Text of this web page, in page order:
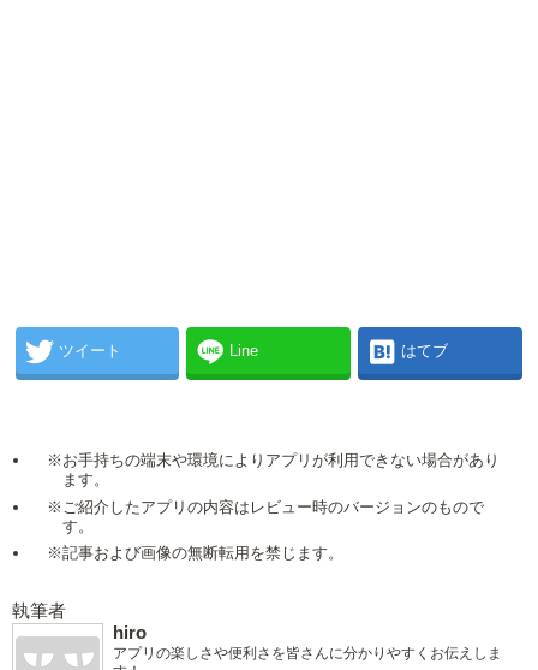
ツイート Line はてブ
※お手持ちの端末や環境によりアプリが利用できない場合があり
ます。
※ご紹介したアプリの内容はレビュー時のバージョンのもので
す。
※記事および画像の無断転用を禁じます。
執筆者
hiro
アプリの楽しさや便利さを皆さんに分かりやすくお伝えしま